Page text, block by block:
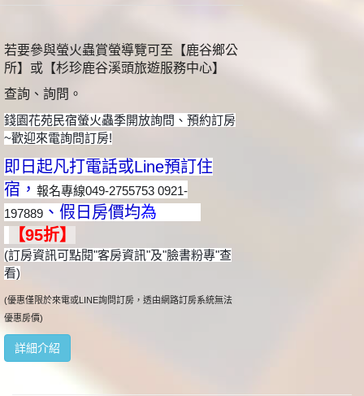
若要參與螢火蟲賞螢導覽可至【鹿谷鄉公
所】或【杉珍鹿谷溪頭旅遊服務中心】
查詢、詢問。
錢園花苑民宿螢火蟲季開放詢問、預約訂房
~歡迎來電詢問訂房!
即日起凡打電話或Line預訂住
宿， 報名專線049-2755753 0921-
197889 、假日房價均為
【95折】
(訂房資訊可點閱"客房資訊"及"臉書粉專"查
看)
(優惠僅限於來電或LINE詢問訂房，透由網路訂房系統無法
優惠房價)
詳細介紹